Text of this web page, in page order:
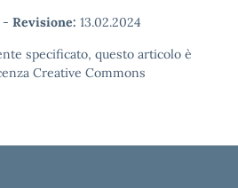
- Revisione: 13.02.2024
specificato, questo articolo è
Creative Commons